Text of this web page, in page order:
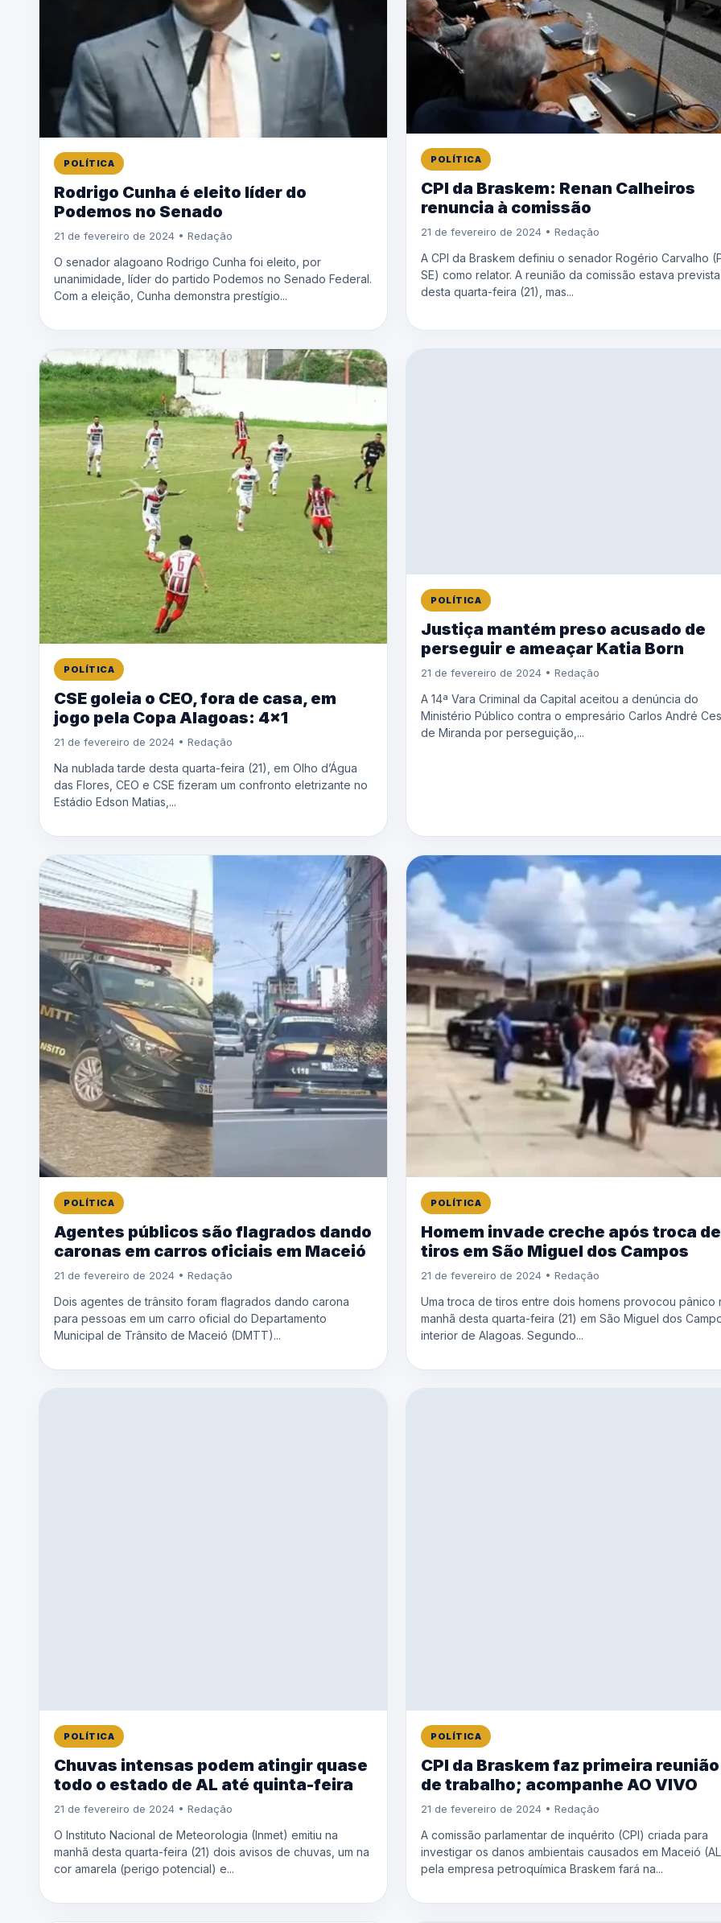
POLÍTICA
Rodrigo Cunha é eleito líder do
Podemos no Senado
21 de fevereiro de 2024 • Redação
O senador alagoano Rodrigo Cunha foi eleito, por
unanimidade, líder do partido Podemos no Senado Federal.
Com a eleição, Cunha demonstra prestígio...
POLÍTICA
CPI da Braskem: Renan Calheiros
renuncia à comissão
21 de fevereiro de 2024 • Redação
A CPI da Braskem definiu o senador Rogério Carvalho
SE) como relator. A reunião da comissão estava prevista
desta quarta-feira (21), mas...
POLÍTICA
CSE goleia o CEO, fora de casa, em
jogo pela Copa Alagoas: 4×1
21 de fevereiro de 2024 • Redação
Na nublada tarde desta quarta-feira (21), em Olho d’Água
das Flores, CEO e CSE fizeram um confronto eletrizante no
Estádio Edson Matias,...
POLÍTICA
Justiça mantém preso acusado de
perseguir e ameaçar Katia Born
21 de fevereiro de 2024 • Redação
A 14ª Vara Criminal da Capital aceitou a denúncia do
Ministério Público contra o empresário Carlos André
de Miranda por perseguição,...
POLÍTICA
Agentes públicos são flagrados dando
caronas em carros oficiais em Maceió
21 de fevereiro de 2024 • Redação
Dois agentes de trânsito foram flagrados dando carona
para pessoas em um carro oficial do Departamento
Municipal de Trânsito de Maceió (DMTT)...
POLÍTICA
Homem invade creche após troca de
tiros em São Miguel dos Campos
21 de fevereiro de 2024 • Redação
Uma troca de tiros entre dois homens provocou pânico
manhã desta quarta-feira (21) em São Miguel dos
interior de Alagoas. Segundo...
POLÍTICA
Chuvas intensas podem atingir quase
todo o estado de AL até quinta-feira
21 de fevereiro de 2024 • Redação
O Instituto Nacional de Meteorologia (Inmet) emitiu na
manhã desta quarta-feira (21) dois avisos de chuvas, um na
cor amarela (perigo potencial) e...
POLÍTICA
CPI da Braskem faz primeira reunião
de trabalho; acompanhe AO VIVO
21 de fevereiro de 2024 • Redação
A comissão parlamentar de inquérito (CPI) criada para
investigar os danos ambientais causados em Maceió
pela empresa petroquímica Braskem fará na...